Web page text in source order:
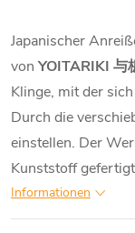
Japanischer
vonYOITARIKI 与
Klinge, mit der
Durch die
einstellen. Der
Kunststoff
Informationen